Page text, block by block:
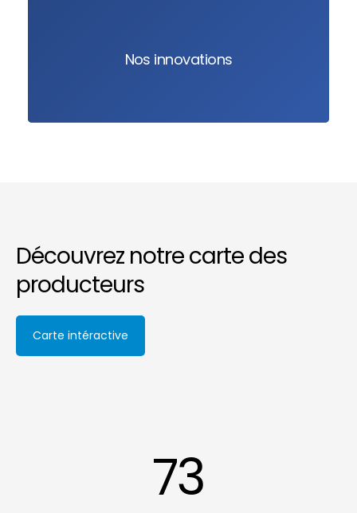
Nos innovations
Découvrez notre carte des
producteurs
Carte intéractive
73